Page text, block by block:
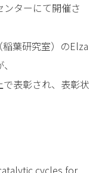
ターにて開催さ
葉研究室）のElza
表彰され、表彰状